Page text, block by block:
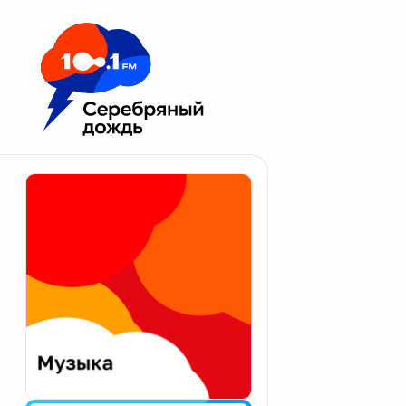
Москва 100.1 FM
Апатиты
Екатеринбург
Калининград
Калуга